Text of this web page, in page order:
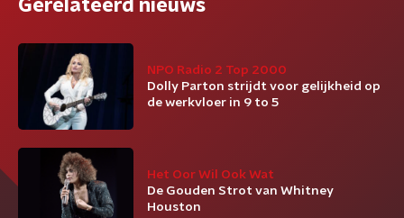
Gerelateerd nieuws
NPO Radio 2 Top 2000
Dolly Parton strijdt voor gelijkheid op
de werkvloer in 9 to 5
Het Oor Wil Ook Wat
De Gouden Strot van Whitney
Houston